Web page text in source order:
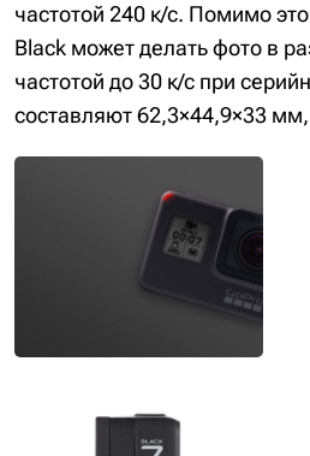
частотой 240 к/с. Помимо
Black может делать фото в
частотой до 30 к/с при
составляют 62,3×44,9×33